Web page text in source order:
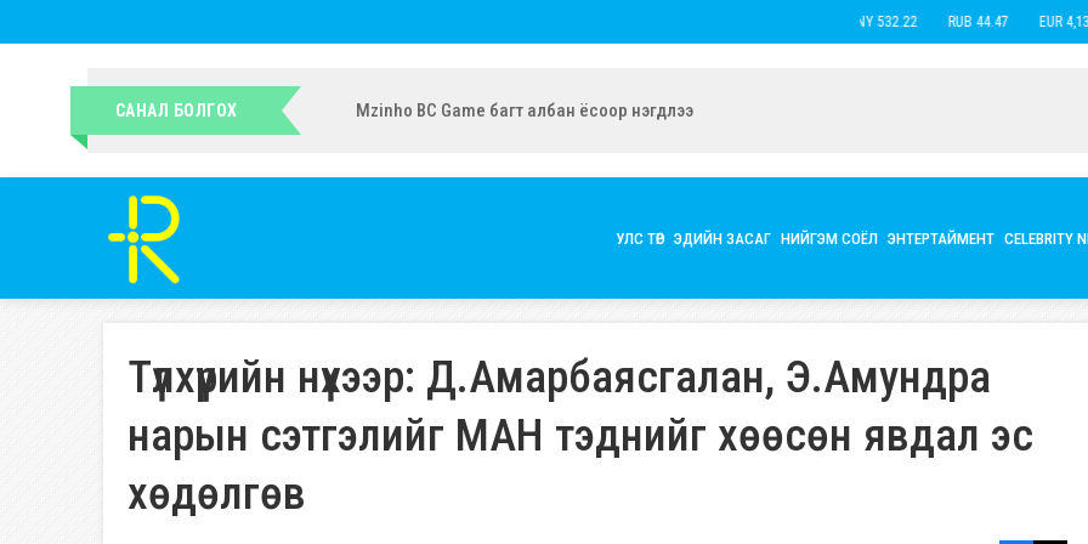
USD 3,593.83 CNY 532.22 RUB
САНАЛ БОЛГОХ УИХ-ын гишүүн Ч.Ундрамын экс нөхөр Б.Наранцацралт найзтай нь ханилан, бүл нэмжээ
УЛС ТӨР ЭДИЙН ЗАСАГ НИЙГЭМ СОЁЛ ЭНТЕРТАЙМЕНТ CELEBRITY
Түлхүүрийн нүхээр: Д.Амарбаясгалан, Э.Амундра
нарын сэтгэлийг МАН тэднийг хөөсөн явдал эс
хөдөлгөв